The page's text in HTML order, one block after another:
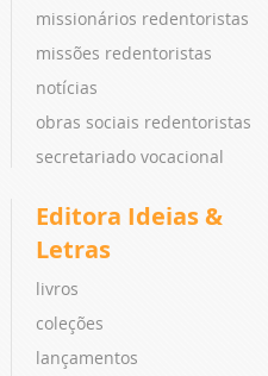
missionários redentoristas
missões redentoristas
notícias
obras sociais redentoristas
secretariado vocacional
Editora Ideias &
Letras
livros
coleções
lançamentos